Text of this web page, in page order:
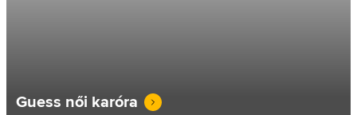
Guess női karóra